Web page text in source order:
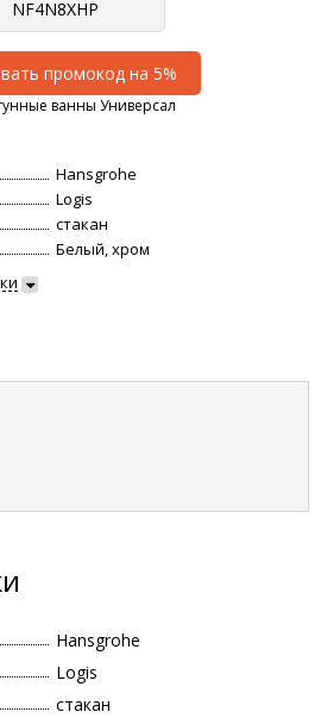
промокод на 5%
ванны Универсал
Hansgrohe
Logis
стакан
Белый, хром
Hansgrohe
Logis
стакан